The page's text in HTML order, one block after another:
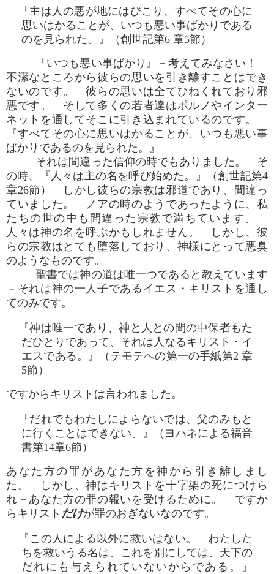
『主は人の悪が地にはびこり、すべてその心に
思いはかることが、いつも悪い事ばかりである
のを見られた。』（創世記第6 章5節）
『いつも悪い事ばかり』－考えてみなさい！
不潔なところから彼らの思いを引き離すことはでき
ないのです。 彼らの思いは全てひねくれており邪
悪です。 そして多くの若者達はポルノやインター
ネットを通してそこに引き込まれているのです。
『すべてその心に思いはかることが、いつも悪い事
ばかりであるのを見られた。』
それは間違った信仰の時でもありました。 そ
の時、『人々は主の名を呼び始めた。』（創世記第4
章26節） しかし彼らの宗教は邪道であり、間違っ
ていました。 ノアの時のようであったように、私
たちの世の中も間違った宗教で満ちています。
人々は神の名を呼ぶかもしれません。 しかし、彼
らの宗教はとても堕落しており、神様にとって悪臭
のようなものです。
聖書では神の道は唯一つであると教えています
－それは神の一人子であるイエス・キリストを通し
てのみです。
『神は唯一であり、神と人との間の中保者もた
だひとりであって、それは人なるキリスト・イ
エスである。』（テモテへの第一の手紙第2 章
5節）
ですからキリストは言われました。
『だれでもわたしによらないでは、父のみもと
に行くことはできない。』（ヨハネによる福音
書第14章6節）
あなた方の罪があなた方を神から引き離しまし
た。 しかし、神はキリストを十字架の死につけら
れ－あなた方の罪の報いを受けるために。 ですか
らキリスト だけが罪のおぎないなのです。
『この人による以外に救いはない。 わたした
ちを救いうる名は、これを別にしては、天下の
だれにも与えられていないからである。』